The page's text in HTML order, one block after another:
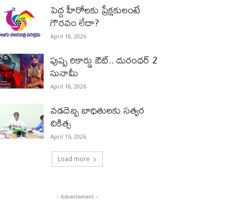
పెద్ద హీరోల‌కు ప్రేక్ష‌కులంటే
గౌర‌వం లేదా?
April 18, 2026
పుష్ప రికార్డు ఔట్‌.. దురంధ‌ర్ 2
సునామీ
April 18, 2026
వడదెబ్బ బాధితులకు సత్వర
చికిత్స
April 15, 2026
Load more
- Advertisment -